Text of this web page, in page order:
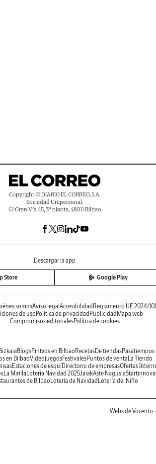
Copyright © DIARIO EL CORREO, S.A.
Sociedad Unipersonal.
C/ Gran Vía 45, 3ª planta, 48011 Bilbao
Descargar la app
Store Google Play
somosAviso legal Accesibilidad Reglamento UE 2024/
de usoPolítica de privacidad Publicidad Mapa web
Compromisos editorialesPolítica de cookies
BlogsPintxos en Bilbao RecetasDe tiendasPasatiempos
en BilbaoVideojuegosFestivalesPuntos de venta La Tienda
Estaciones de esquíDirectorio de empresasOfertas
La Mirilla Lotería Navidad 2025JaiakAste NagusiaStartinnova
de Bilbao Lotería de Navidad Lotería del Niño
Webs de Vocento